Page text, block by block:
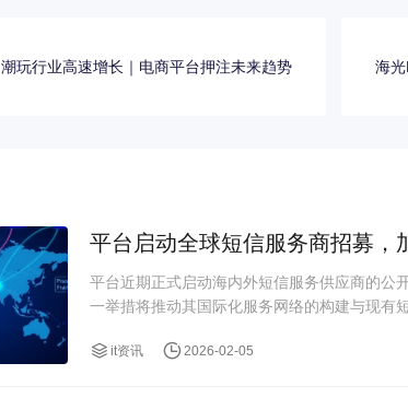
潮玩行业高速增长｜电商平台押注未来趋势 海
平台启动全球短信服务商招募，
平台近期正式启动海内外短信服务供应商的公
一举措将推动其国际化服务网络的构建与现有
it资讯 2026-02-05